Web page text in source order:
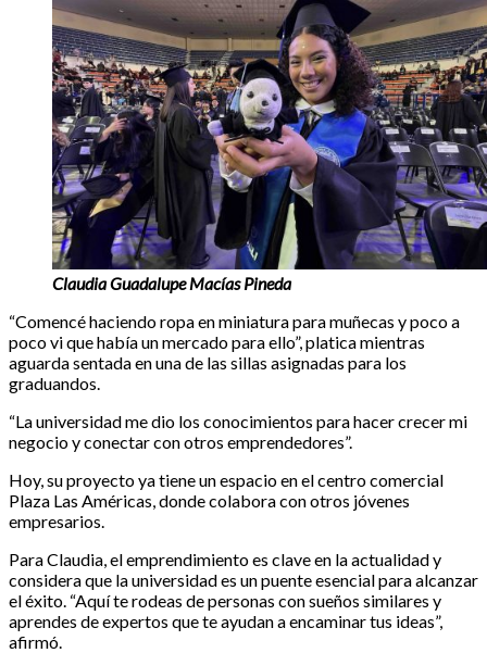
Claudia Guadalupe Macías Pineda
“Comencé haciendo ropa en miniatura para muñecas y poco a
poco vi que había un mercado para ello”, platica mientras
aguarda sentada en una de las sillas asignadas para los
graduandos.
“La universidad me dio los conocimientos para hacer crecer mi
negocio y conectar con otros emprendedores”.
Hoy, su proyecto ya tiene un espacio en el centro comercial
Plaza Las Américas, donde colabora con otros jóvenes
empresarios.
Para Claudia, el emprendimiento es clave en la actualidad y
considera que la universidad es un puente esencial para alcanzar
el éxito. “Aquí te rodeas de personas con sueños similares y
aprendes de expertos que te ayudan a encaminar tus ideas”,
afirmó.